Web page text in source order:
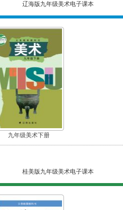
辽海版九年级美术电子课本
九年级美术下册
桂美版九年级美术电子课本